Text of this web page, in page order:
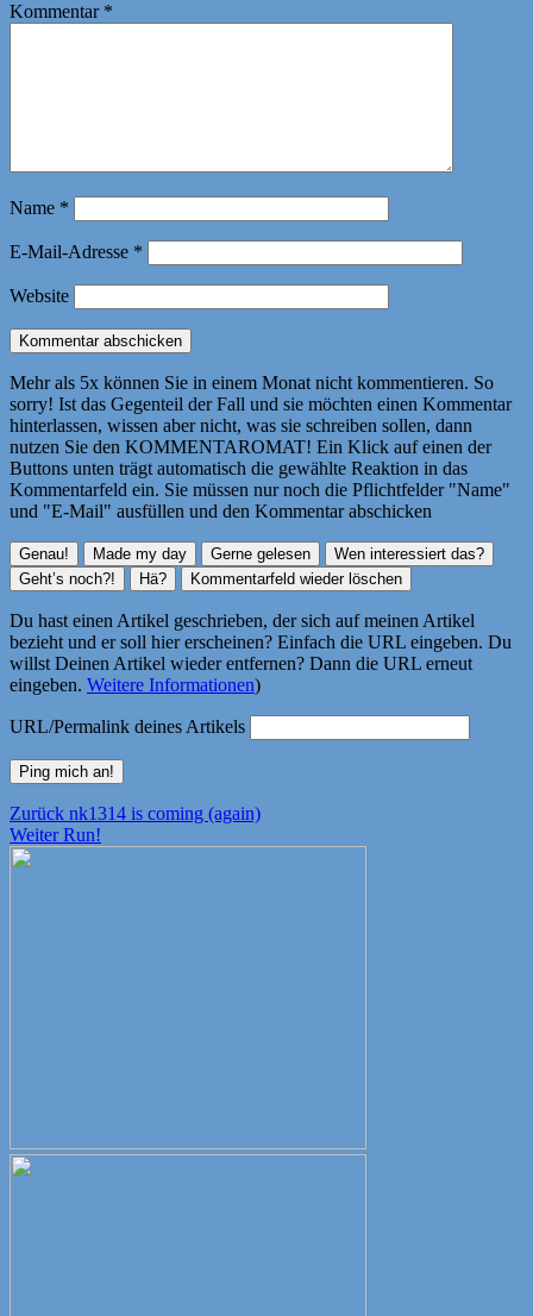
Kommentar *
Name *
E-Mail-Adresse *
Website
Mehr als 5x können Sie in einem Monat nicht kommentieren. So
sorry! Ist das Gegenteil der Fall und sie möchten einen Kommentar
hinterlassen, wissen aber nicht, was sie schreiben sollen, dann
nutzen Sie den KOMMENTAROMAT! Ein Klick auf einen der
Buttons unten trägt automatisch die gewählte Reaktion in das
Kommentarfeld ein. Sie müssen nur noch die Pflichtfelder "Name"
und "E-Mail" ausfüllen und den Kommentar abschicken
Du hast einen Artikel geschrieben, der sich auf meinen Artikel
bezieht und er soll hier erscheinen? Einfach die URL eingeben. Du
willst Deinen Artikel wieder entfernen? Dann die URL erneut
eingeben. Weitere Informationen)
URL/Permalink deines Artikels
Beitragsnavigation
Zurück Vorheriger
Beitrag:
nk1314 is coming (again)
Weiter Nächster
Run!